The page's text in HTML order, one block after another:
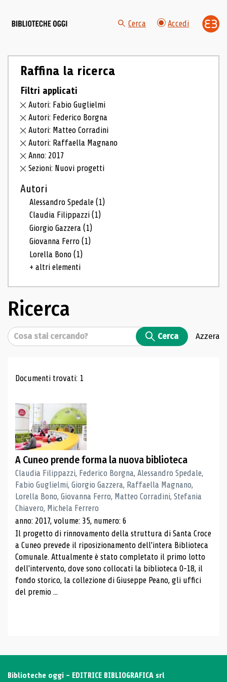
Cerca Accedi
Raffina la ricerca
Filtri applicati
Autori: Fabio Guglielmi
Autori: Federico Borgna
Autori: Matteo Corradini
Autori: Raffaella Magnano
Anno: 2017
Sezioni: Nuovi progetti
Autori
Alessandro Spedale(1)
Claudia Filippazzi(1)
Giorgio Gazzera(1)
Giovanna Ferro(1)
Lorella Bono(1)
+ altri elementi
Ricerca
Cerca Cerca Azzera
Risultati di ricerca
Documenti trovati: 1
A Cuneo prende forma la nuova biblioteca
Claudia Filippazzi, Federico Borgna, Alessandro Spedale,
Fabio Guglielmi, Giorgio Gazzera, Raffaella Magnano,
Lorella Bono, Giovanna Ferro, Matteo Corradini, Stefania
Chiavero, Michela Ferrero
anno: 2017, volume: 35, numero: 6
Il progetto di rinnovamento della struttura di Santa Croce
a Cuneo prevede il riposizionamento dell'intera Biblioteca
Comunale. Attualmente è stato completato il primo lotto
dell'intervento, dove sono collocati la biblioteca 0-18, il
fondo storico, la collezione di Giuseppe Peano, gli uffici
del premio ...
Biblioteche oggi - EDITRICE BIBLIOGRAFICA srl